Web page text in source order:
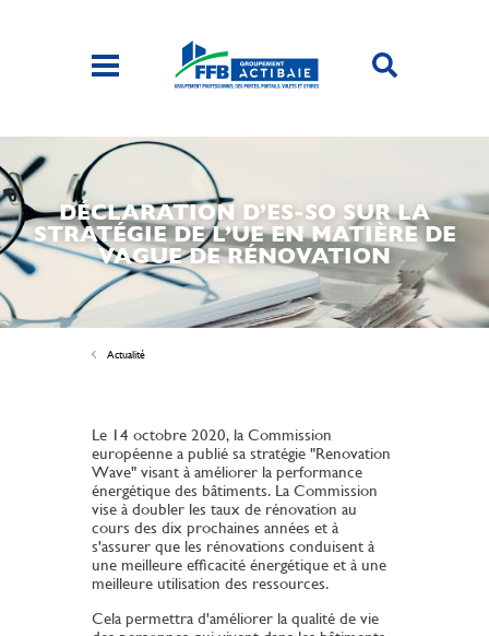
DÉCLARATION D’ES-SO SUR LA
STRATÉGIE DE L’UE EN MATIÈRE DE
VAGUE DE RÉNOVATION
Actualité
Le 14 octobre 2020, la Commission
européenne a publié sa stratégie "Renovation
Wave" visant à améliorer la performance
énergétique des bâtiments. La Commission
vise à doubler les taux de rénovation au
cours des dix prochaines années et à
s'assurer que les rénovations conduisent à
une meilleure efficacité énergétique et à une
meilleure utilisation des ressources.
Cela permettra d'améliorer la qualité de vie